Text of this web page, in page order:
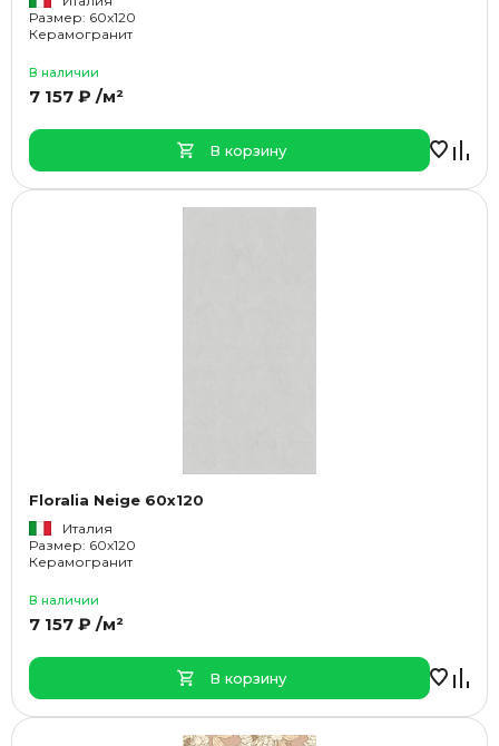
Размер: 60x120
Керамогранит
В наличии
7 157 ₽ /м²
В корзину
Floralia Neige 60x120
Италия
Размер: 60x120
Керамогранит
В наличии
7 157 ₽ /м²
В корзину